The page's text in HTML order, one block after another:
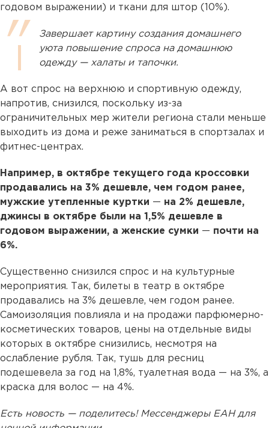
годовом выражении) и ткани для штор (10%).
Завершает картину создания домашнего
уюта повышение спроса на домашнюю
одежду — халаты и тапочки.
А вот спрос на верхнюю и спортивную одежду,
напротив, снизился, поскольку из-за
ограничительных мер жители региона стали меньше
выходить из дома и реже заниматься в спортзалах и
фитнес-центрах.
Например, в октябре текущего года кроссовки
продавались на 3% дешевле, чем годом ранее,
мужские утепленные куртки — на 2% дешевле,
джинсы в октябре были на 1,5% дешевле в
годовом выражении, а женские сумки — почти на
6%.
Существенно снизился спрос и на культурные
мероприятия. Так, билеты в театр в октябре
продавались на 3% дешевле, чем годом ранее.
Самоизоляция повлияла и на продажи парфюмерно-
косметических товаров, цены на отдельные виды
которых в октябре снизились, несмотря на
ослабление рубля. Так, тушь для ресниц
подешевела за год на 1,8%, туалетная вода — на 3%, а
краска для волос — на 4%.
Есть новость — поделитесь! Мессенджеры ЕАН для